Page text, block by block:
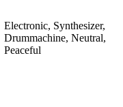
Electronic, Synthesizer,
Drummachine, Neutral,
Peaceful